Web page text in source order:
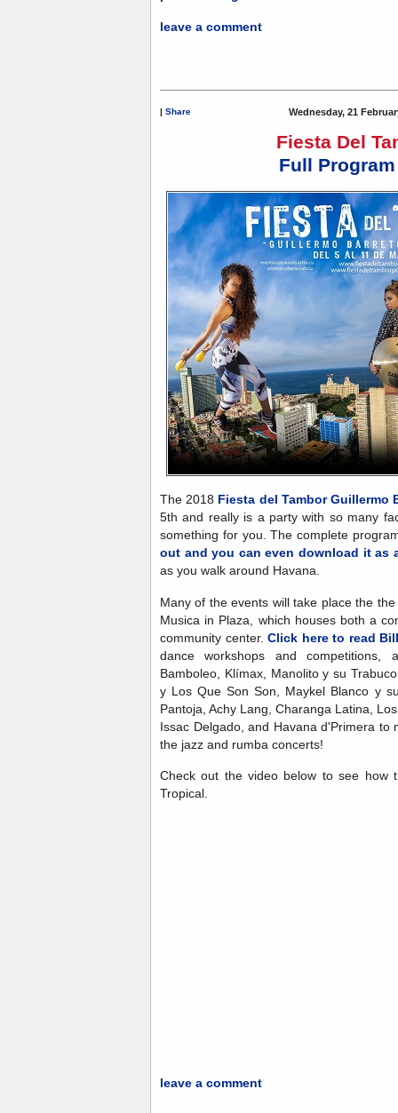
leave a comment
| Share Wednesday, 21
Fiesta Del
Full
The 2018 Fiesta del Tambor Guillermo
5th and really is a party with so many
something for you. The complete
out and you can even download it as
as you walk around Havana.
Many of the events will take place the
Musica in Plaza, which houses both a
community center. Click here to read
dance workshops and
Bamboleo, Klímax, Manolito y su
y Los Que Son Son, Maykel Blanco y
Pantoja, Achy Lang, Charanga Latina,
Issac Delgado, and Havana d'Primera to
the jazz and rumba concerts!
Check out the video below to see how
Tropical.
leave a comment